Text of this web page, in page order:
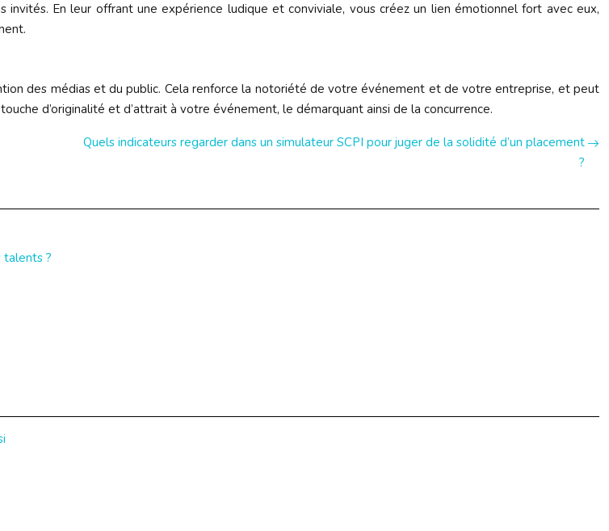
En leur offrant une expérience ludique et conviviale, vous créez un lien émotionnel fort avec eux,
des médias et du public. Cela renforce la notoriété de votre événement et de votre entreprise, et peut
d’originalité et d’attrait à votre événement, le démarquant ainsi de la concurrence.
Quels indicateurs regarder dans un simulateur SCPI pour juger de la solidité d’un placement
?
talents ?